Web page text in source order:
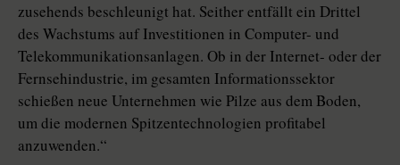
zusehends beschleunigt hat. Seither entfällt ein Drittel
des Wachstums auf Investitionen in Computer- und
Telekommunikationsanlagen. Ob in der Internet- oder der
Fernsehindustrie, im gesamten Informationssektor
schießen neue Unternehmen wie Pilze aus dem Boden,
um die modernen Spitzentechnologien profitabel
anzuwenden.“